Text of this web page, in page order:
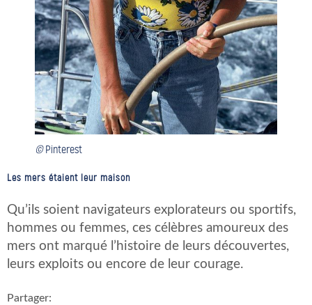
©Pinterest
Les mers étaient leur maison
Qu’ils soient navigateurs explorateurs ou sportifs,
hommes ou femmes, ces célèbres amoureux des
mers ont marqué l’histoire de leurs découvertes,
leurs exploits ou encore de leur courage.
Partager: